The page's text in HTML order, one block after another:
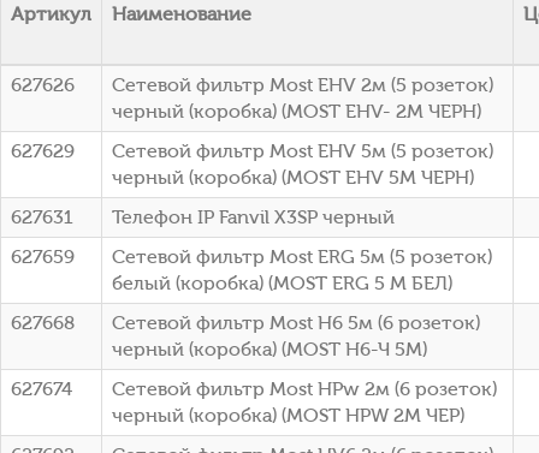
Артикул Наименование
627626
Сетевой фильтр Most EHV 2м (5 розеток)
черный (коробка) (МОSТ ЕНV- 2М ЧЕРН)
627629
Сетевой фильтр Most EHV 5м (5 розеток)
черный (коробка) (MOST EHV 5M ЧЕРН)
627631
Телефон IP Fanvil X3SP черный
627659
Сетевой фильтр Most ERG 5м (5 розеток)
белый (коробка) (MOST ERG 5 M БЕЛ)
627668
Сетевой фильтр Most H6 5м (6 розеток)
черный (коробка) (МОSТ Н6-Ч 5М)
627674
Сетевой фильтр Most HPw 2м (6 розеток)
черный (коробка) (MOST HPW 2М ЧЕР)